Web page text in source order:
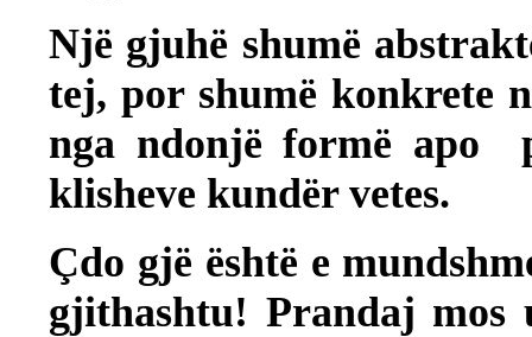
Një gjuhë shumë
tej, por shumë konkrete
nga ndonjë formë apo
klisheve kundër vetes.
Çdo gjë është e
gjithashtu! Prandaj